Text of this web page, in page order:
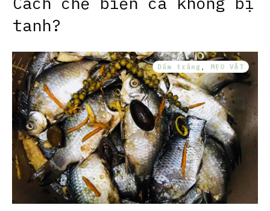
tanh?
Dấm trắng MẸO VẶT